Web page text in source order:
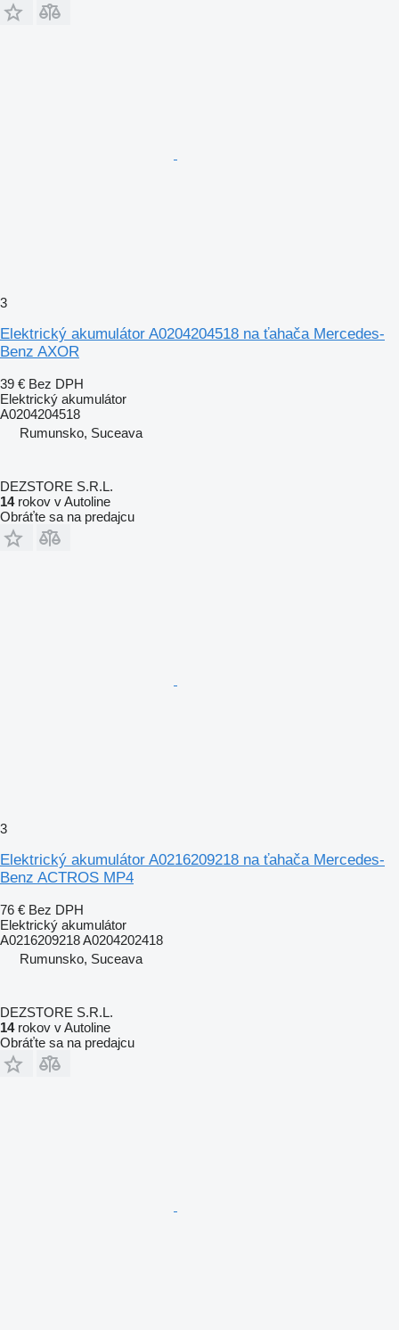
3
Elektrický akumulátor A0204204518 na ťahača Mercedes-
Benz AXOR
39 € Bez DPH
Elektrický akumulátor
A0204204518
Rumunsko, Suceava
DEZSTORE S.R.L.
14rokov v Autoline
Obráťte sa na predajcu
3
Elektrický akumulátor A0216209218 na ťahača Mercedes-
Benz ACTROS MP4
76 € Bez DPH
Elektrický akumulátor
A0216209218 A0204202418
Rumunsko, Suceava
DEZSTORE S.R.L.
14rokov v Autoline
Obráťte sa na predajcu